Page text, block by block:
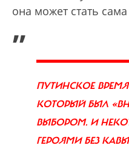
она может стать
„
ПУТИНСКОЕ
КОТОРЫЙ БЫЛ
ВЫБОРОМ. И
ГЕРОЯМИ БЕЗ